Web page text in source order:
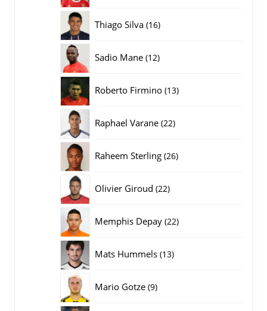
Thiago Silva 1616
Sadio Mane 1212
Roberto Firmino 1313
Raphael Varane 2222
Raheem Sterling 2626
Olivier Giroud 2222
Memphis Depay 2222
Mats Hummels 1313
Mario Gotze 99